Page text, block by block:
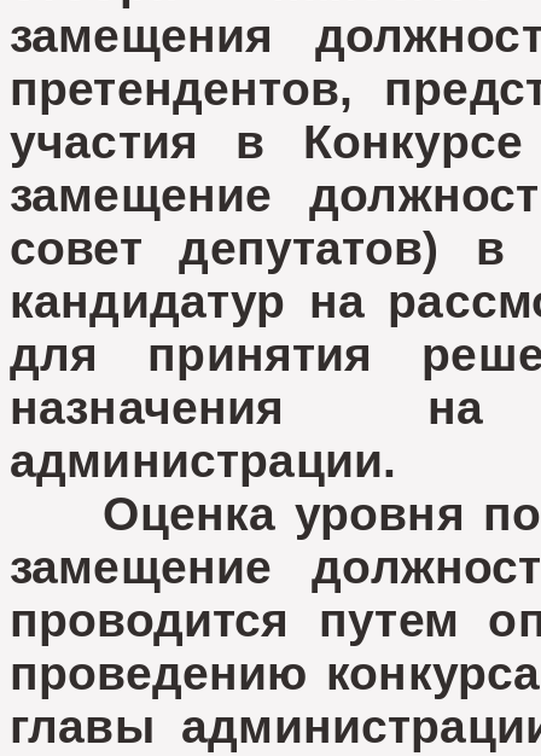
замещения
претендентов,
участия в
замещение
совет депутатов) в
кандидатур на
для принятия
назначения
администрации.
Оценка уровня
замещение
проводится путем
проведению
главы